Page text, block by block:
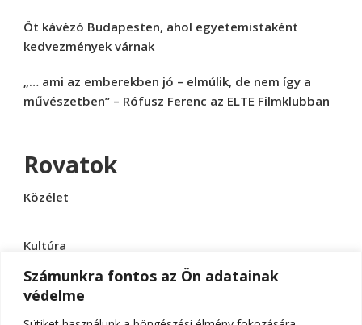
Számunkra fontos az Ön adatainak
védelme
Öt kávézó Budapesten, ahol egyetemistaként
kedvezmények várnak
„… ami az emberekben jó – elmúlik, de nem így a
művészetben” – Rófusz Ferenc az ELTE Filmklubban
Rovatok
Közélet
Kultúra
Sport